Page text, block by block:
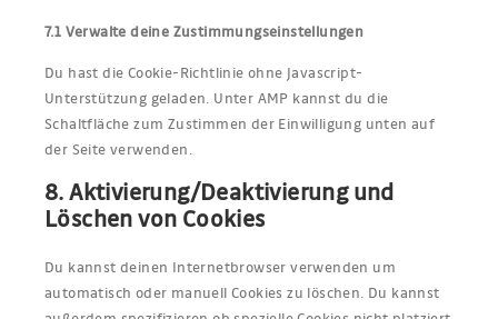
7.1 Verwalte deine Zustimmungseinstellungen
Du hast die Cookie-Richtlinie ohne Javascript-
Unterstützung geladen. Unter AMP kannst du die
Schaltfläche zum Zustimmen der Einwilligung unten auf
der Seite verwenden.
8. Aktivierung/Deaktivierung und
Löschen von Cookies
Du kannst deinen Internetbrowser verwenden um
automatisch oder manuell Cookies zu löschen. Du kannst